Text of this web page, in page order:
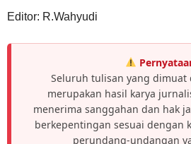
Editor: R.Wahyudi
Seluruh tulisan yang dimuat
merupakan hasil karya
menerima sanggahan dan hak
berkepentingan sesuai dengan
perundang-undangan